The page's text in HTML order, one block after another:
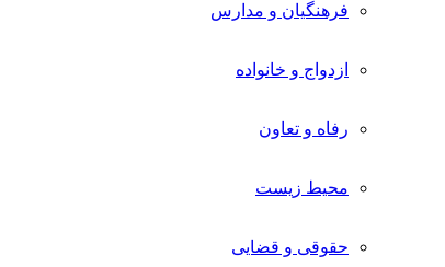
فرهنگیان و مدارس
ازدواج و خانواده
رفاه و تعاون
محیط زیست
حقوقی و قضایی